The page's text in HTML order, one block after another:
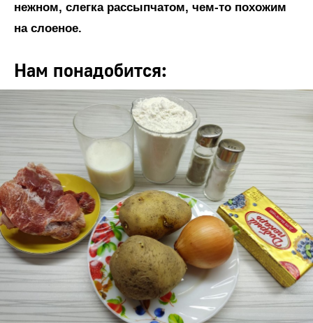
нежном, слегка рассыпчатом, чем-то похожим
на слоеное.
Нам понадобится: